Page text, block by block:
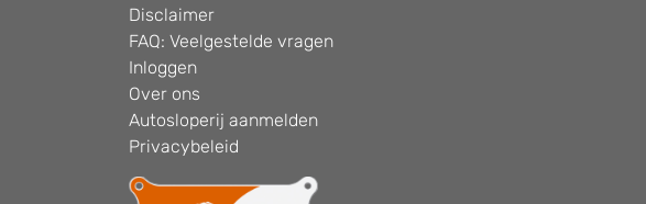
Disclaimer
FAQ: Veelgestelde vragen
Inloggen
Over ons
Autosloperij aanmelden
Privacybeleid